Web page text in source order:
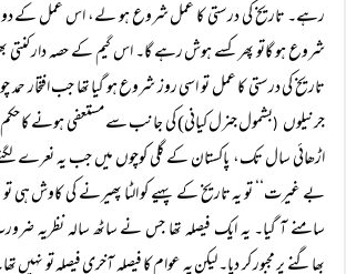
رہے۔ تاریخ کی درستی کا عمل شروع ہو لے، اس عمل کے دوران
شروع ہو گاتو پھر کسے ہوش رہے گا۔ اس گیم کے حصہ دار
تاریخ کی درستی کا عمل تو اسی روز شروع ہو گیا تھا جب افتخار
جرنیلوں (بشمول جنرل کیانی) کی جانب سے مستعفی ہونے کا حکم
اڑھائی سال تک، پاکستان کے گلی کوچوں میں جب یہ نعرے
بے غیرت‘‘ تو یہ تاریخ کے پہیے کو الٹا پھیرنے کی کاوش ہی تو
سامنے آ گیا۔ یہ ایک فیصلہ تھا جس نے ساٹھ سالہ نظریہ
بھاگنے پر مجبور کر دیا۔ لیکن یہ عوام کا فیصلہ آخری فیصلہ تو